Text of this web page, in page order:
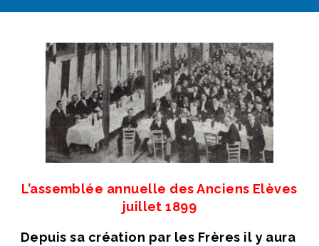
L’assemblée annuelle des Anciens Elèves
juillet 1899
Depuis sa création par les Frères il y aura